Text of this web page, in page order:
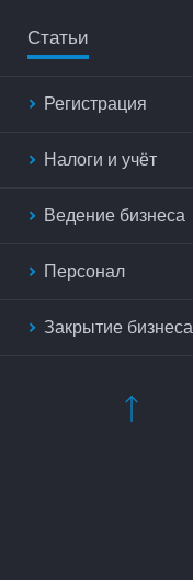
Статьи
Регистрация
Налоги и учёт
Ведение бизнеса
Персонал
Закрытие бизнеса